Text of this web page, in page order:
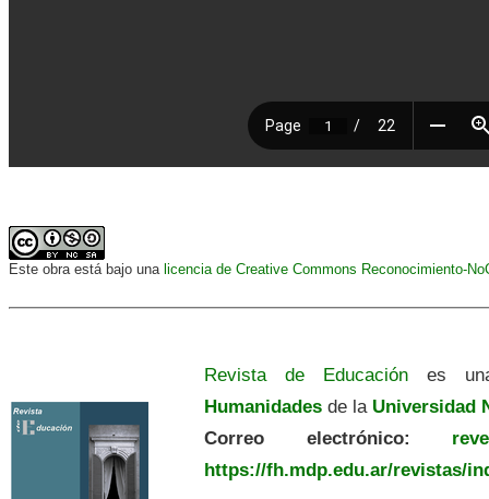
Este obra está bajo una licencia de Creative Commons Reconocimiento-
Revista de Educación es
Humanidades de la Universidad
Correo electrónico:
https://fh.mdp.edu.ar/revistas/